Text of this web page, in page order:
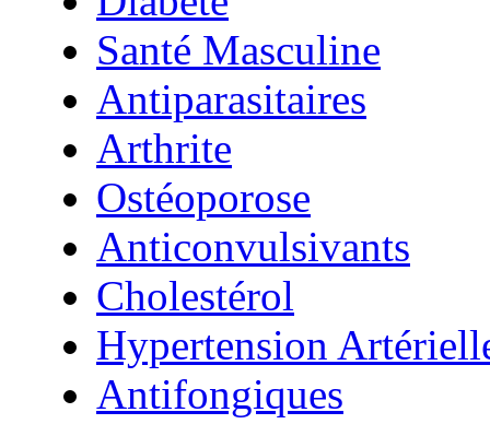
Santé Masculine
Antiparasitaires
Arthrite
Ostéoporose
Anticonvulsivants
Cholestérol
Hypertension
Antifongiques